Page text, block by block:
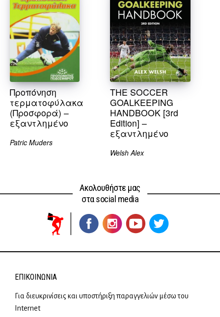
Προπόνηση
τερματοφύλακα
(Προσφορά) –
εξαντλημένο
Patric Muders
THE SOCCER
GOALKEEPING
HANDBOOK [3rd
Edition] –
εξαντλημένο
Welsh Alex
Ακολουθήστε μας
στα social media
ΕΠΙΚΟΙΝΩΝΊΑ
Για διευκρινίσεις και υποστήριξη παραγγελιών μέσω του
Internet